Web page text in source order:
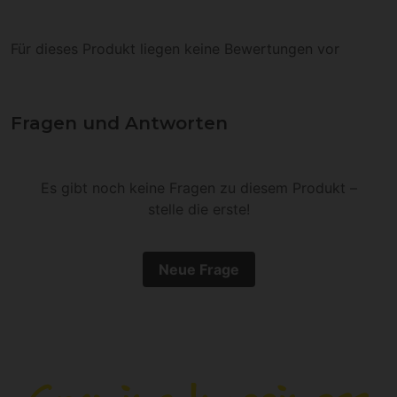
Für dieses Produkt liegen keine Bewertungen vor
Fragen und Antworten
Es gibt noch keine Fragen zu diesem Produkt –
stelle die erste!
Neue Frage